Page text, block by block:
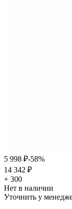
5 998 ₽-58%
14 342 ₽
+ 300
Нет в наличии
Уточнить у